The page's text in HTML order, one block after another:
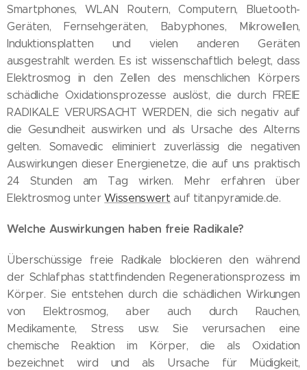
Smartphones, WLAN Routern, Computern, Bluetooth-
Geräten, Fernsehgeräten, Babyphones, Mikrowellen,
Induktionsplatten und vielen anderen Geräten
ausgestrahlt werden. Es ist wissenschaftlich belegt, dass
Elektrosmog in den Zellen des menschlichen Körpers
schädliche Oxidationsprozesse auslöst, die durch FREIE
RADIKALE VERURSACHT WERDEN, die sich negativ auf
die Gesundheit auswirken und als Ursache des Alterns
gelten. Somavedic eliminiert zuverlässig die negativen
Auswirkungen dieser Energienetze, die auf uns praktisch
24 Stunden am Tag wirken. Mehr erfahren über
Elektrosmog unterWissenswert auf titanpyramide.de.
Welche Auswirkungen haben freie Radikale?
Überschüssige freie Radikale blockieren den während
der Schlafphas stattfindenden Regenerationsprozess im
Körper. Sie entstehen durch die schädlichen Wirkungen
von Elektrosmog, aber auch durch Rauchen,
Medikamente, Stress usw. Sie verursachen eine
chemische Reaktion im Körper, die als Oxidation
bezeichnet wird und als Ursache für Müdigkeit,